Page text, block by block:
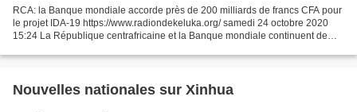
RCA: la Banque mondiale accorde près de 200 milliards de francs CFA pour
le projet IDA-19 https://www.radiondekeluka.org/ samedi 24 octobre 2020
15:24 La République centrafricaine et la Banque mondiale continuent de
Nouvelles nationales sur Xinhua